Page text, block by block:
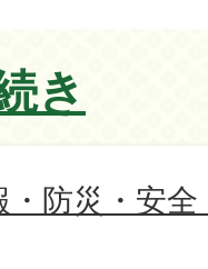
き
・防災・安全